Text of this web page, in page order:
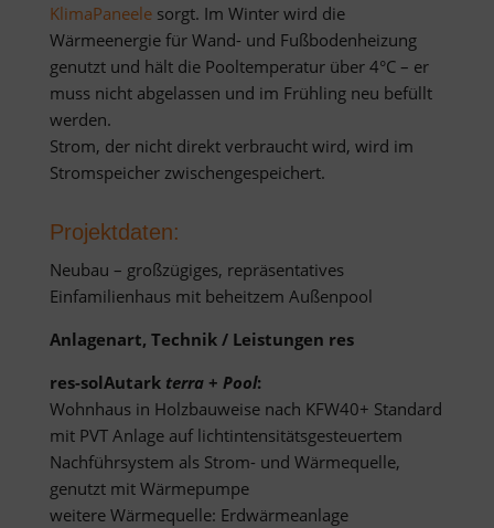
KlimaPaneelesorgt. Im Winter wird die
Wärmeenergie für Wand- und Fußbodenheizung
genutzt und hält die Pooltemperatur über 4°C – er
muss nicht abgelassen und im Frühling neu befüllt
werden.
Strom, der nicht direkt verbraucht wird, wird im
Stromspeicher zwischengespeichert.
Projektdaten:
Neubau – großzügiges, repräsentatives
Einfamilienhaus mit beheitzem Außenpool
Anlagenart, Technik / Leistungen res
res-solAutark terra+ Pool:
Wohnhaus in Holzbauweise nach KFW40+ Standard
mit PVT Anlage auf lichtintensitätsgesteuertem
Nachführsystem als Strom- und Wärmequelle,
genutzt mit Wärmepumpe
weitere Wärmequelle: Erdwärmeanlage